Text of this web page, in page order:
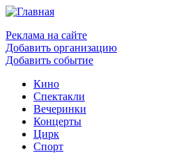
Реклама на сайте
Добавить организацию
Добавить событие
Кино
Спектакли
Вечеринки
Концерты
Цирк
Спорт